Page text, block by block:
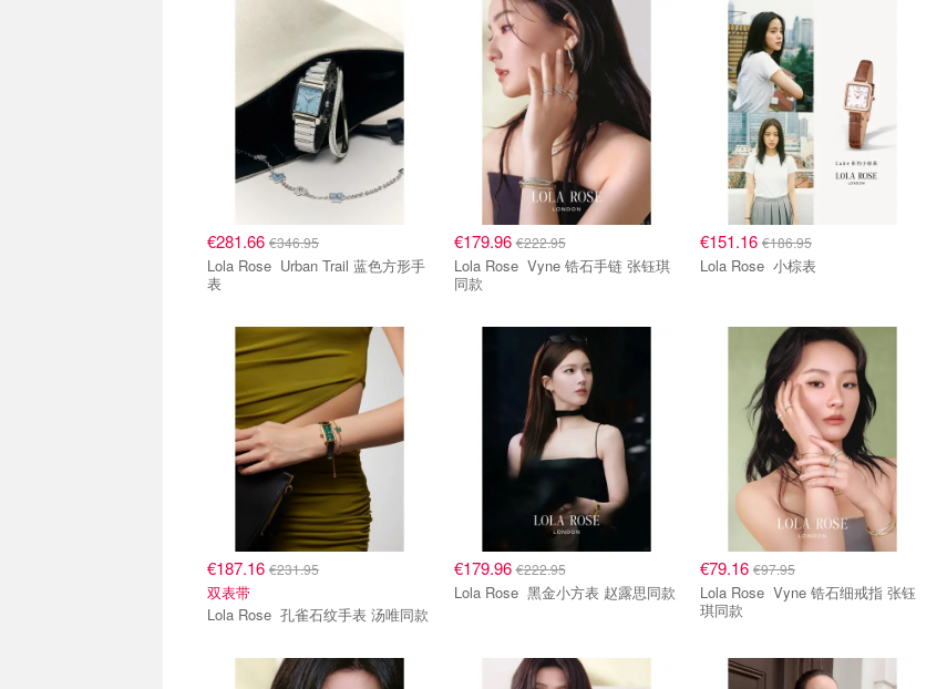
€281.66 €346.95
Lola Rose Urban Trail 蓝色方形手
表
€179.96€222.95
Lola Rose Vyne 锆石手链 张钰琪
同款
€151.16 €186.95
Lola Rose 小棕表
€187.16 €231.95
双表带
Lola Rose 孔雀石纹手表 汤唯同款
€179.96€222.95
Lola Rose 黑金小方表 赵露思同款
€79.16 €97.95
Lola Rose Vyne 锆石细戒指 张钰
琪同款